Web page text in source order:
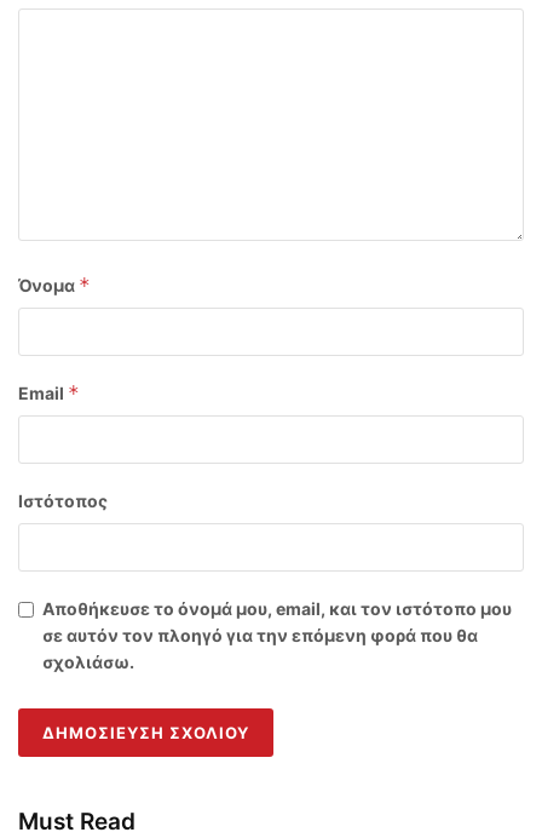
Όνομα *
Email *
Ιστότοπος
Αποθήκευσε το όνομά μου, email, και τον ιστότοπο μου
σε αυτόν τον πλοηγό για την επόμενη φορά που θα
σχολιάσω.
Must Read